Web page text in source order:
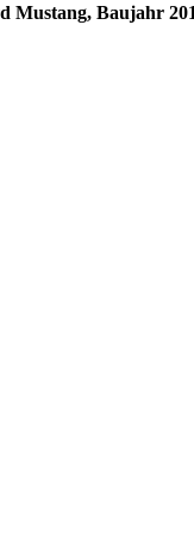
Mustang, Baujahr